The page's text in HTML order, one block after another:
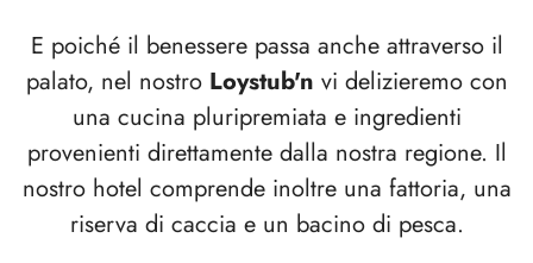
E poiché il benessere passa anche attraverso il
palato, nel nostro Loystub'n vi delizieremo con
una cucina pluripremiata e ingredienti
provenienti direttamente dalla nostra regione. Il
nostro hotel comprende inoltre una fattoria, una
riserva di caccia e un bacino di pesca.